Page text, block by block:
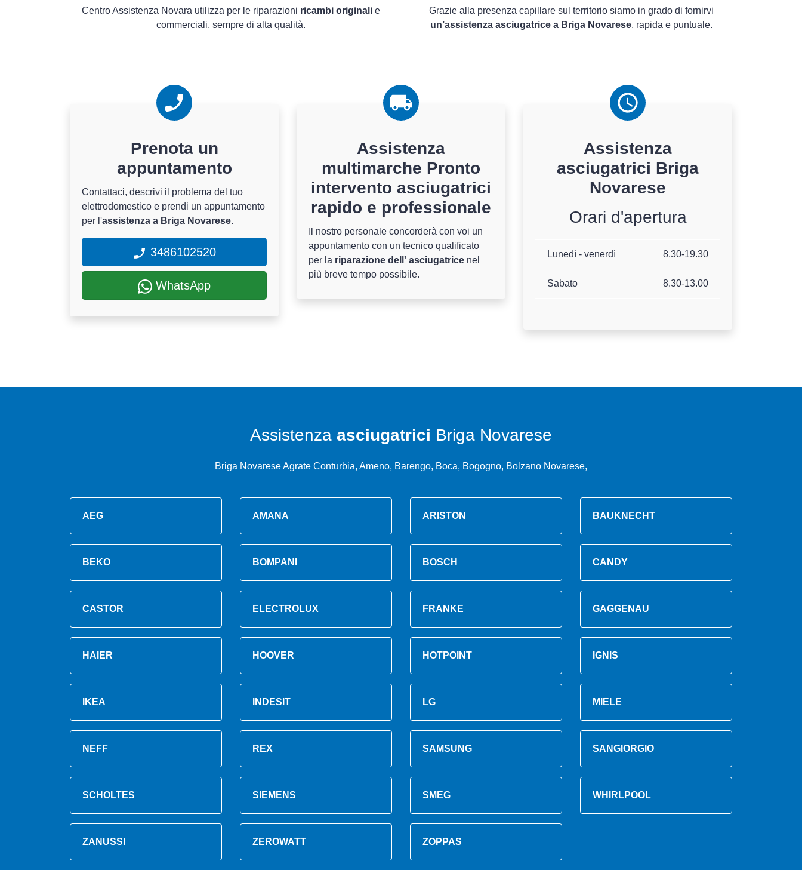
Centro Assistenza Novara utilizza per le riparazioni ricambi originali e
commerciali, sempre di alta qualità.
Grazie alla presenza capillare sul territorio siamo in grado di fornirvi
un’assistenza asciugatrice a Briga Novarese, rapida e puntuale.
Prenota un
appuntamento
Contattaci, descrivi il problema del tuo
elettrodomestico e prendi un appuntamento
per l'assistenza a Briga Novarese.
3486102520
WhatsApp
Assistenza
multimarche Pronto
intervento asciugatrici
rapido e professionale
Il nostro personale concorderà con voi un
appuntamento con un tecnico qualificato
per la riparazione dell' asciugatrice nel
più breve tempo possibile.
Assistenza
asciugatrici Briga
Novarese
Orari d'apertura
Lunedì - venerdì 8.30-19.30
Sabato 8.30-13.00
Assistenza asciugatrici Briga Novarese
Briga Novarese Agrate Conturbia, Ameno, Barengo, Boca, Bogogno, Bolzano Novarese,
AEG AMANA ARISTON BAUKNECHT
BEKO BOMPANI BOSCH CANDY
CASTOR ELECTROLUX FRANKE GAGGENAU
HAIER HOOVER HOTPOINT IGNIS
IKEA INDESIT LG MIELE
NEFF REX SAMSUNG SANGIORGIO
SCHOLTES SIEMENS SMEG WHIRLPOOL
ZANUSSI ZEROWATT ZOPPAS